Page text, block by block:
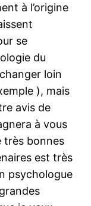
à l’origine
se
du
loin
), mais
avis de
à vous
très bonnes
est très
psychologue